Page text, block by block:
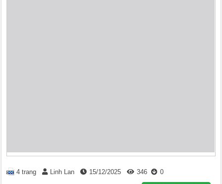
4 trang Linh Lan 15/12/2025 346 0